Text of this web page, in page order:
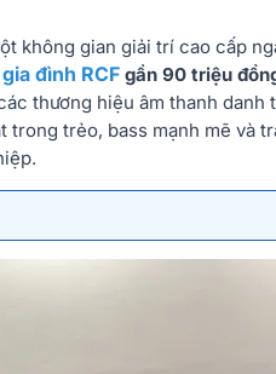
không gian giải trí cao cấp
đình RCF gần 90 triệu
thương hiệu âm thanh danh
trong trẻo, bass mạnh mẽ và